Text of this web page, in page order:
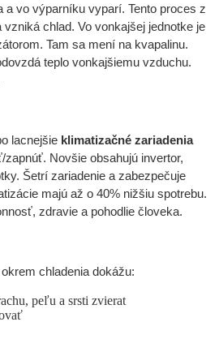
a vo výparníku vyparí. Tento proces z
chlad. Vo vonkajšej jednotke je
Tam sa mení na kvapalinu.
teplo vonkajšiemu vzduchu.
lacnejšie klimatizačné zariadenia
Novšie obsahujú invertor,
Šetrí zariadenie a zabezpečuje
majú až o 40% nižšiu spotrebu.
zdravie a pohodlie človeka.
chladenia dokážu:
peľu a srsti zvierat